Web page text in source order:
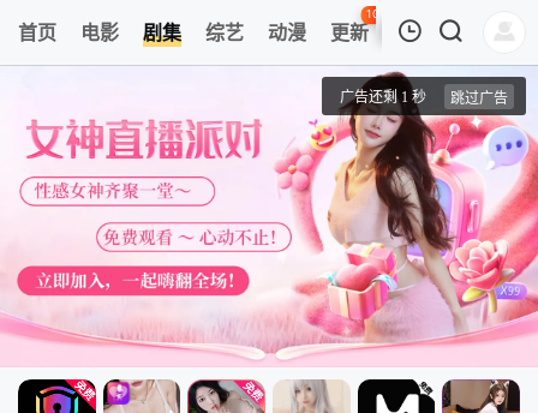
首页 电影 剧集 综艺 动漫 更新
107
热榜 APP
第1集
勇气家族